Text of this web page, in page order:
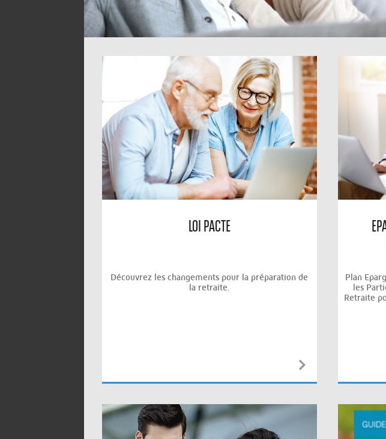
LOI PACTE
Découvrez les changements pour la préparation de
la retraite.
Plan
les
Retraite